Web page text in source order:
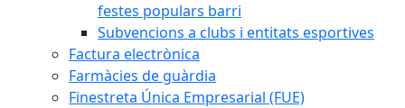
festes populars barri
Subvencions a clubs i entitats esportives
Factura electrònica
Farmàcies de guàrdia
Finestreta Única Empresarial (FUE)